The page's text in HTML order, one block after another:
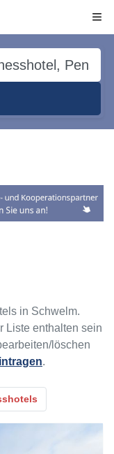
in Schwelm.
Liste enthalten sein
löschen
.